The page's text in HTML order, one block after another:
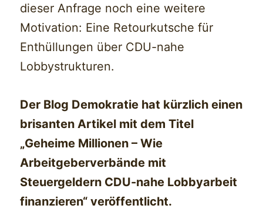
dieser Anfrage noch eine weitere
Motivation: Eine Retourkutsche für
Enthüllungen über CDU-nahe
Lobbystrukturen.
Der Blog Demokratie hat kürzlich einen
brisanten Artikel mit dem Titel
„Geheime Millionen – Wie
Arbeitgeberverbände mit
Steuergeldern CDU-nahe Lobbyarbeit
finanzieren“ veröffentlicht.